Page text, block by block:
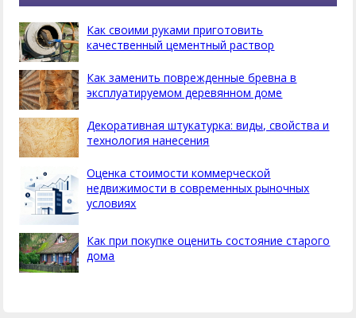
Как своими руками приготовить
качественный цементный раствор
Как заменить поврежденные бревна в
эксплуатируемом деревянном доме
Декоративная штукатурка: виды, свойства и
технология нанесения
Оценка стоимости коммерческой
недвижимости в современных рыночных
условиях
Как при покупке оценить состояние старого
дома